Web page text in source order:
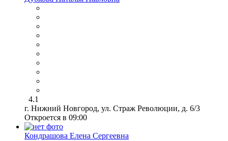
4.1
г. Нижний Новгород, ул. Страж Революции, д. 6/3
Откроется в 09:00
Кондрашова Елена Сергеевна